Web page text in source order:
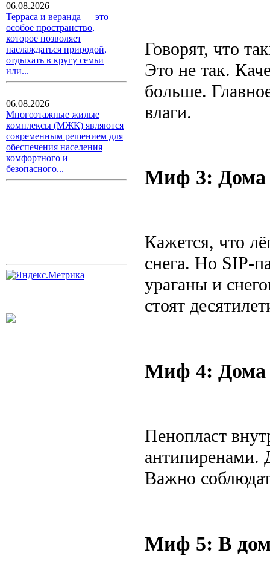
06.08.2026
Терраса и веранда — это
особое пространство,
которое позволяет
наслаждаться природой,
отдыхать в кругу семьи
или...
06.08.2026
Многоэтажные жилые
комплексы (МЖК) являются
современным решением для
обеспечения населения
комфортного и
безопасного...
Говорят, что
Это не так.
больше.
влаги.
Миф 3: Дома
Кажется, что
снега. Но SIP-
ураганы и
стоят
Миф 4: Дома
Пенопласт
антипиренами.
Важно
Миф 5: В